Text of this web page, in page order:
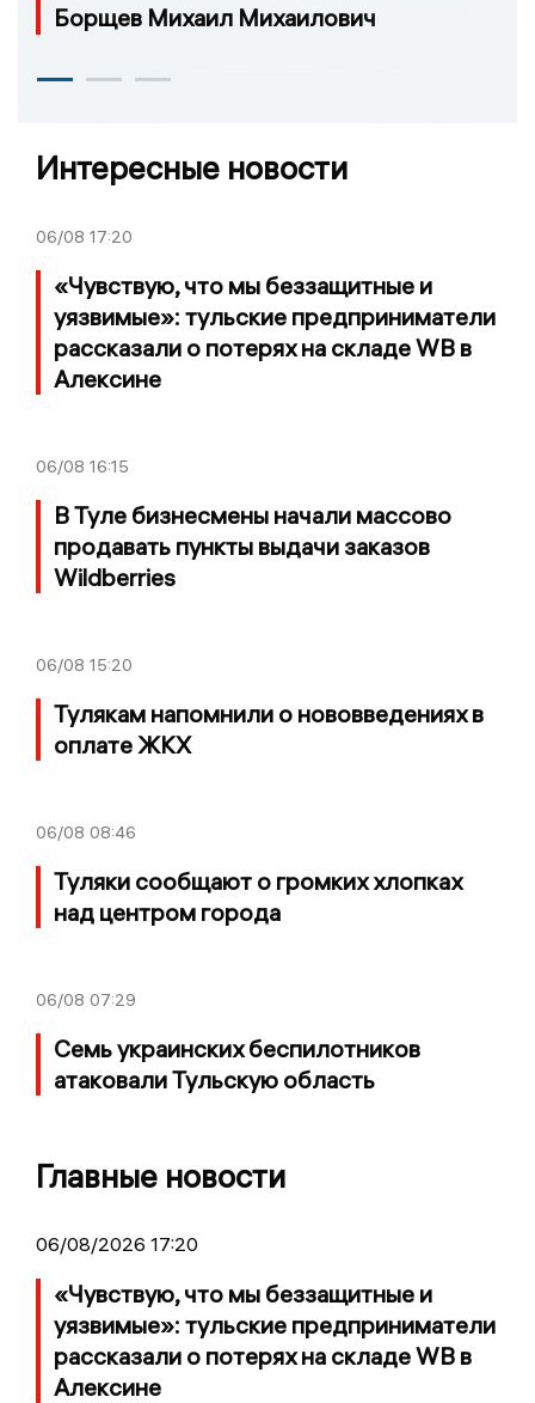
Борщев Михаил Михаилович
Интересные новости
06/08 17:20
«Чувствую, что мы беззащитные и
уязвимые»: тульские предприниматели
рассказали о потерях на складе WB в
Алексине
06/08 16:15
В Туле бизнесмены начали массово
продавать пункты выдачи заказов
Wildberries
06/08 15:20
Тулякам напомнили о нововведениях в
оплате ЖКХ
06/08 08:46
Туляки сообщают о громких хлопках
над центром города
06/08 07:29
Семь украинских беспилотников
атаковали Тульскую область
Главные новости
06/08/2026 17:20
«Чувствую, что мы беззащитные и
уязвимые»: тульские предприниматели
рассказали о потерях на складе WB в
Алексине